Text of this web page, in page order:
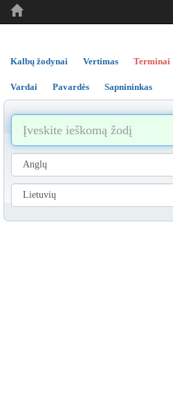
Kalbų žodynai Vertimas Terminai
Vardai Pavardės Sapnininkas